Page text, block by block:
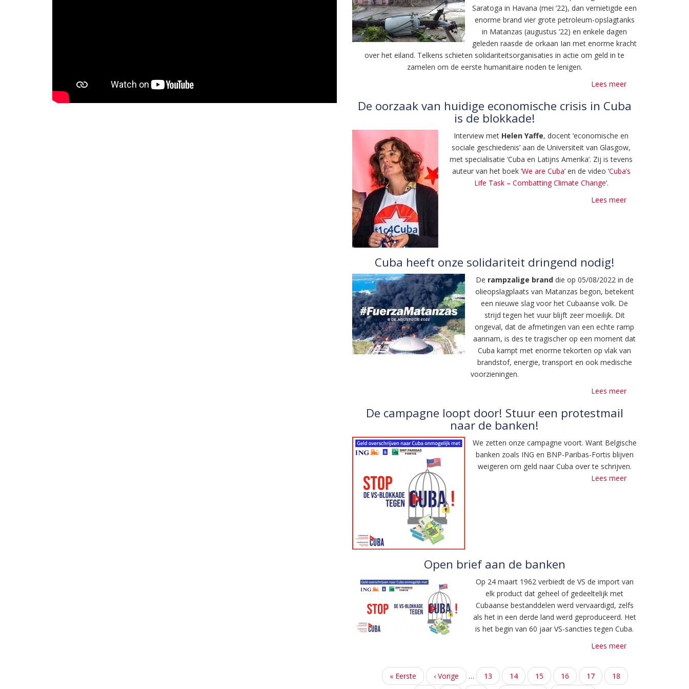
Saratoga in Havana (mei ’22), dan vernietigde een
enorme brand vier grote petroleum-opslagtanks
in Matanzas (augustus ’22) en enkele dagen
geleden raasde de orkaan Ian met enorme kracht
over het eiland. Telkens schieten solidariteitsorganisaties in actie om geld in te
zamelen om de eerste humanitaire noden te lenigen.
Lees meerover
weigeren
hulp
naar
De oorzaak van huidige economische crisis in Cuba
is de blokkade!
Interview met Helen Yaffe, docent ‘economische en
sociale geschiedenis’ aan de Universiteit van Glasgow,
met specialisatie ‘Cuba en Latijns Amerika’. Zij is tevens
auteur van het boek ‘We are Cuba’ en de video ‘Cuba’s
Life Task – Combatting Climate Change’.
Lees meerover
in
Cuba
is
blokkade!
Cuba heeft onze solidariteit dringend nodig!
De rampzalige branddie op 05/08/2022 in de
olieopslagplaats van Matanzas begon, betekent
een nieuwe slag voor het Cubaanse volk. De
strijd tegen het vuur blijft zeer moeilijk. Dit
ongeval, dat de afmetingen van een echte ramp
aannam, is des te tragischer op een moment dat
Cuba kampt met enorme tekorten op vlak van
brandstof, energie, transport en ook medische
voorzieningen.
Lees meerover
solidariteit
De campagne loopt door! Stuur een protestmail
naar de banken!
We zetten onze campagne voort. Want Belgische
banken zoals ING en BNP-Paribas-Fortis blijven
weigeren om geld naar Cuba over te schrijven.
Lees meerover
de
Open brief aan de banken
Op 24 maart 1962 verbiedt de VS de import van
elk product dat geheel of gedeeltelijk met
Cubaanse bestanddelen werd vervaardigd, zelfs
als het in een derde land werd geproduceerd. Het
is het begin van 60 jaar VS-sancties tegen Cuba.
Lees meerover
brief
aan
PagineringEerste
« Eerste
Vorige
‹ Vorige … Pagina
13 Pagina
14 Pagina
15 Pagina
16
Huidige
17 Pagina
18